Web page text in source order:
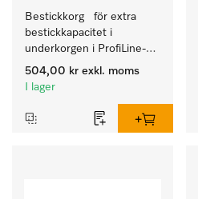
Bestickkorg   för extra
bestickkapacitet i
underkorgen i ProfiLine-
diskmaskiner.
504,00 kr exkl. moms
I lager